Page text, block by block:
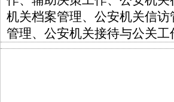
机关档案管理、公安机关信
管理、公安机关接待与公关